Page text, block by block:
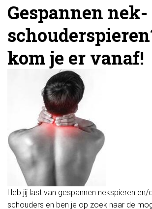
Gespannen nek-
kom je er vanaf!
Heb jij last van gespannen nekspieren en/
schouders en ben je op zoek naar de